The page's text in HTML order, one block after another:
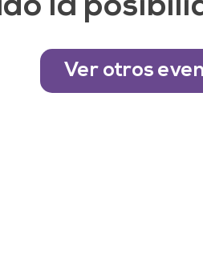
la
Ver otros